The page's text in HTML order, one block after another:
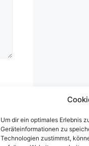
Um dir ein optimales Erlebnis
Geräteinformationen zu
Technologien zustimmst,